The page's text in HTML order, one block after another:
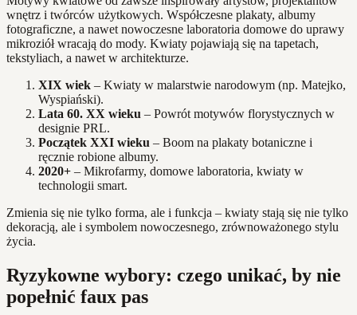
wnętrz i twórców użytkowych. Współczesne plakaty, albumy
fotograficzne, a nawet nowoczesne laboratoria domowe do uprawy
mikroziół wracają do mody. Kwiaty pojawiają się na tapetach,
tekstyliach, a nawet w architekturze.
XIX wiek – Kwiaty w malarstwie narodowym (np. Matejko,
Wyspiański).
Lata 60. XX wieku – Powrót motywów florystycznych w
designie PRL.
Początek XXI wieku – Boom na plakaty botaniczne i
ręcznie robione albumy.
2020+ – Mikrofarmy, domowe laboratoria, kwiaty w
technologii smart.
Zmienia się nie tylko forma, ale i funkcja – kwiaty stają się nie tylko
dekoracją, ale i symbolem nowoczesnego, zrównoważonego stylu
życia.
Ryzykowne wybory: czego unikać, by nie
popełnić faux pas